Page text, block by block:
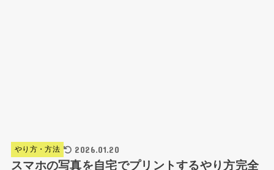
やり方・方法 2026.01.20
スマホの写真を自宅でプリントするやり方完全